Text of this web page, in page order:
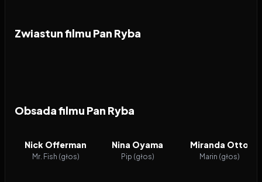
Zwiastun filmu Pan Ryba
Obsada filmu Pan Ryba
Nick Offerman
Mr. Fish (głos)
Nina Oyama
Pip (głos)
Miranda Otto
Marin (głos)